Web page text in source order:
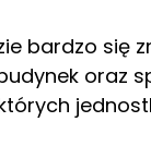
bardzo się
oraz